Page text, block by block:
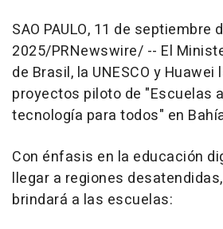
SAO PAULO, 11 de septiembre
2025/PRNewswire/ -- El
de Brasil, la UNESCO y Huawei
proyectos piloto de "Escuelas
tecnología para todos" en
Con énfasis en la educación
llegar a regiones
brindará a las escuelas: